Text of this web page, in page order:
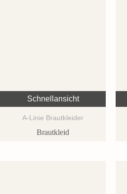
Schnellansicht
A-Linie Brautkleider
Brautkleid